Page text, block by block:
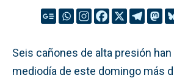
Seis cañones de alta presión han
mediodía de este domingo más